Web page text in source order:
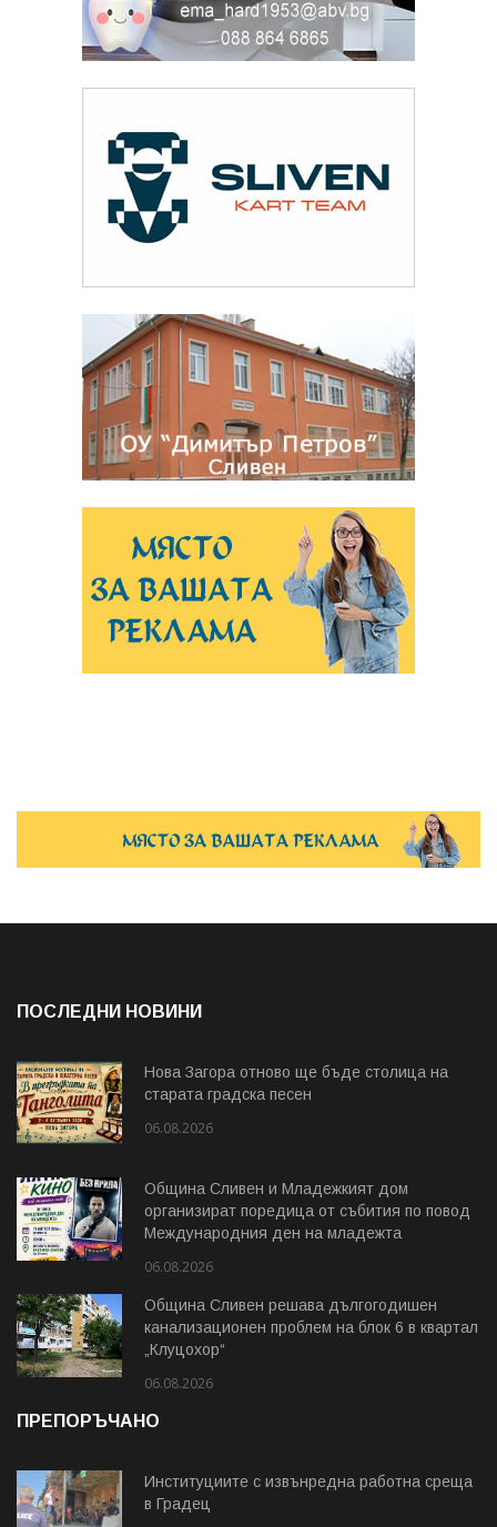
ПОСЛЕДНИ НОВИНИ
Нова Загора отново ще бъде столица на
старата градска песен
06.08.2026
Община Сливен и Младежкият дом
организират поредица от събития по повод
Международния ден на младежта
06.08.2026
Община Сливен решава дългогодишен
канализационен проблем на блок 6 в квартал
„Клуцохор“
06.08.2026
ПРЕПОРЪЧАНО
Институциите с извънредна работна среща
в Градец